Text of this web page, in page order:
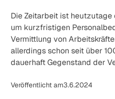
Die Zeitarbeit ist
um kurzfristigen
Vermittlung von
allerdings schon seit über
dauerhaft Gegenstand der
Veröffentlicht am3.6.2024